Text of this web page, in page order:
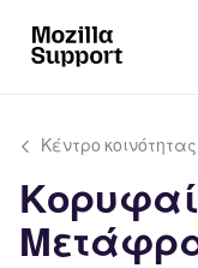
Κέντρο κοινότητας